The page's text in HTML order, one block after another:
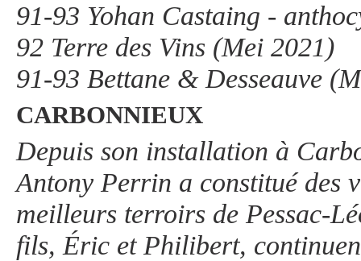
91-93 Yohan Castaing -
92 Terre des Vins (Mei 2021)
91-93 Bettane & Desseauve
CARBONNIEUX
Depuis son installation à
Antony Perrin a constitué des
meilleurs terroirs de Pessac-
fils, Éric et Philibert,